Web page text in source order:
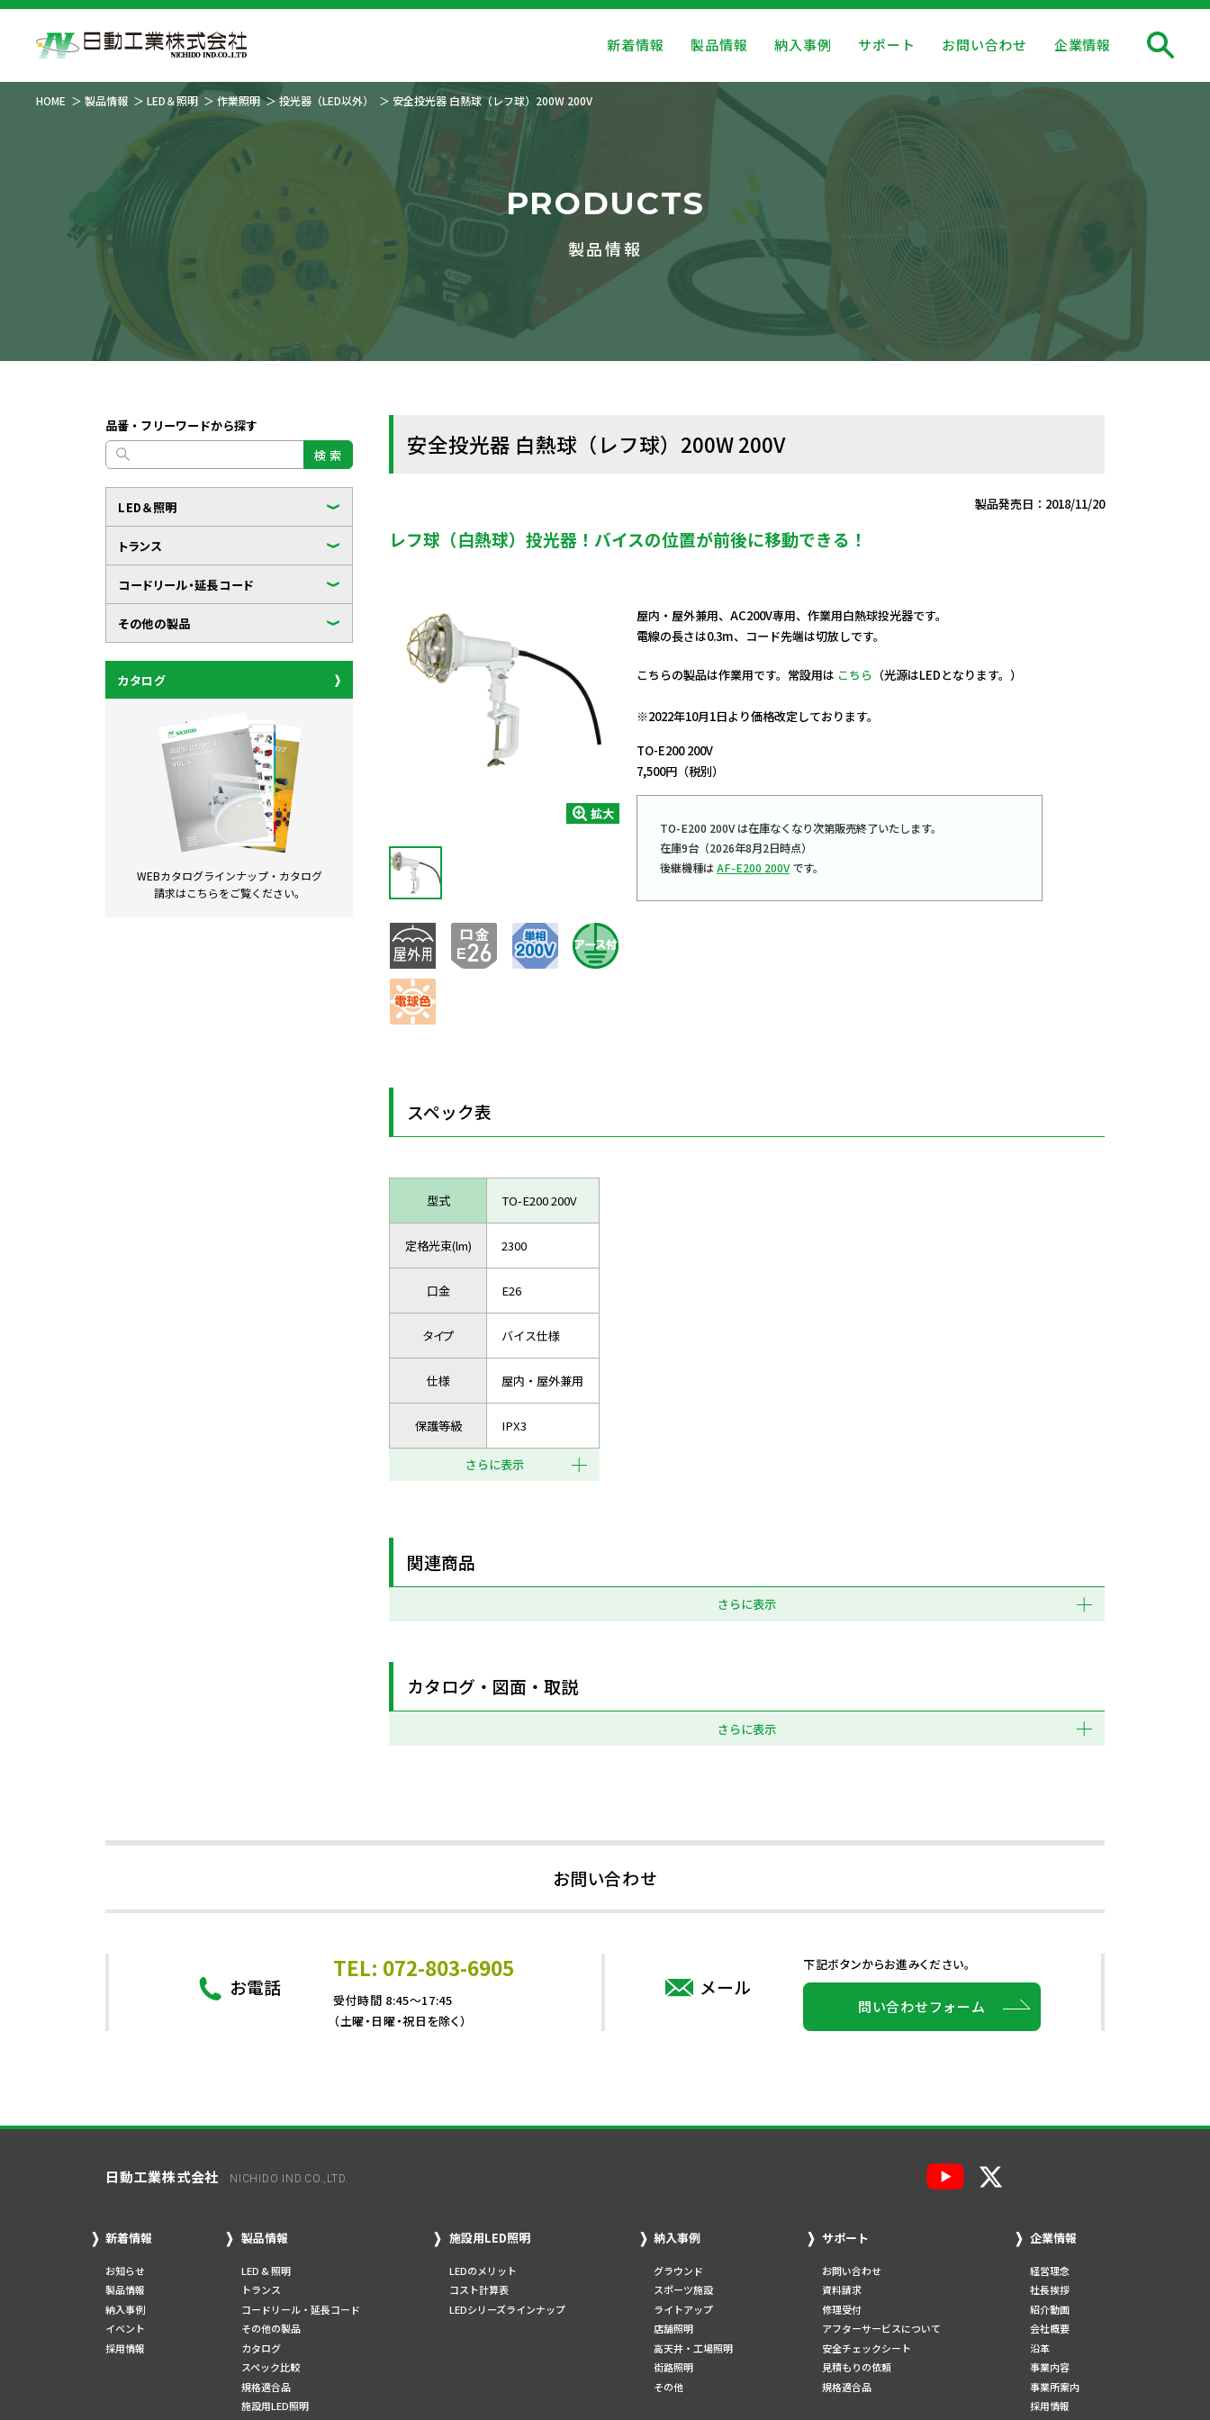
新着情報 製品情報 納入事例 サポート お問い合わせ 企業情報
HOME 製品情報 LED＆照明 作業照明 投光器（LED以外） 安全投光器 白熱球（レフ球）200W 200V
PRODUCTS
製品情報
品番・フリーワードから探す
検 索
LED＆照明
トランス
コードリール・延長コード
その他の製品
カタログ
WEBカタログラインナップ・ カタログ
請求はこちらをご覧ください。
安全投光器 白熱球（レフ球）200W 200V
製品発売日：2018/11/20
レフ球（白熱球）投光器！バイスの位置が前後に移動できる！
拡大
屋内・屋外兼用、AC200V専用、作業用白熱球投光器です。
電線の長さは0.3m、コード先端は切放しです。
こちらの製品は作業用です。常設用は こちら （光源はLEDとなります。）
※2022年10月1日より価格改定しております。
TO-E200 200V
7,500円（税別）
TO-E200 200V は在庫なくなり次第販売終了いたします。
在庫9台（2026年8月2日時点）
後継機種はAF-E200 200Vです。
スペック表
型式 TO-E200 200V
定格光束(lm) 2300
口金 E26
タイプ バイス仕様
仕様 屋内・屋外兼用
保護等級 IPX3
さらに表示
関連商品
さらに表示
カタログ・図面・取説
さらに表示
お問い合わせ
お電話
TEL: 072-803-6905
受付時間 8:45～17:45
（土曜・日曜・祝日を除く）
メール
下記ボタンからお進みください。
問い合わせフォーム
日動工業株式会社 NICHIDO IND.CO.,LTD.
新着情報
お知らせ
製品情報
納入事例
イベント
採用情報
製品情報
LED & 照明
トランス
コードリール・延長コード
その他の製品
カタログ
スペック比較
規格適合品
施設用LED照明
施設用LED照明
LEDのメリット
コスト計算表
LEDシリーズラインナップ
納入事例
グラウンド
スポーツ施設
ライトアップ
店舗照明
高天井・工場照明
街路照明
その他
サポート
お問い合わせ
資料請求
修理受付
アフターサービスについて
安全チェックシート
見積もりの依頼
規格適合品
企業情報
経営理念
社長挨拶
紹介動画
会社概要
沿革
事業内容
事業所案内
採用情報